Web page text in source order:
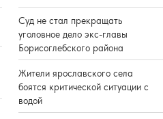
Суд не стал прекращать
уголовное дело экс-главы
Борисоглебского района
Жители ярославского села
боятся критической ситуации с
водой